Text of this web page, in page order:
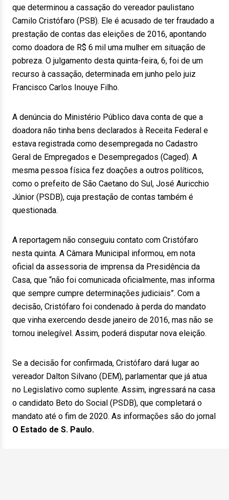
que determinou a cassação do vereador paulistano
Camilo Cristófaro (PSB). Ele é acusado de ter fraudado a
prestação de contas das eleições de 2016, apontando
como doadora de R$ 6 mil uma mulher em situação de
pobreza. O julgamento desta quinta-feira, 6, foi de um
recurso à cassação, determinada em junho pelo juiz
Francisco Carlos Inouye Filho.
A denúncia do Ministério Público dava conta de que a
doadora não tinha bens declarados à Receita Federal e
estava registrada como desempregada no Cadastro
Geral de Empregados e Desempregados (Caged). A
mesma pessoa física fez doações a outros políticos,
como o prefeito de São Caetano do Sul, José Auricchio
Júnior (PSDB), cuja prestação de contas também é
questionada.
A reportagem não conseguiu contato com Cristófaro
nesta quinta. A Câmara Municipal informou, em nota
oficial da assessoria de imprensa da Presidência da
Casa, que “não foi comunicada oficialmente, mas informa
que sempre cumpre determinações judiciais”. Com a
decisão, Cristófaro foi condenado à perda do mandato
que vinha exercendo desde janeiro de 2016, mas não se
tornou inelegível. Assim, poderá disputar nova eleição.
Se a decisão for confirmada, Cristófaro dará lugar ao
vereador Dalton Silvano (DEM), parlamentar que já atua
no Legislativo como suplente. Assim, ingressará na casa
o candidato Beto do Social (PSDB), que completará o
mandato até o fim de 2020. As informações são do jornal
O Estado de S. Paulo.